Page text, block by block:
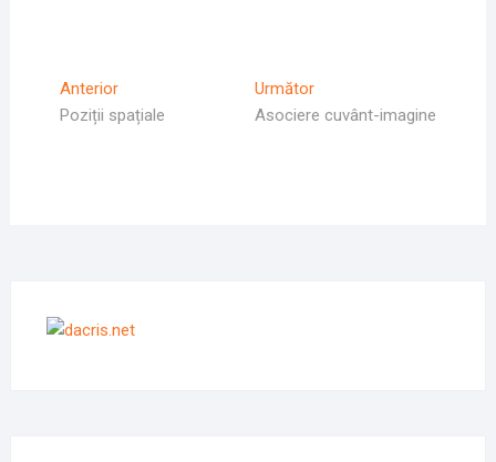
Navigare
în
AnteriorArticolul
Anterior
Poziții spațiale
UrmătorArticolul
Următor:
Asociere cuvânt-imagine